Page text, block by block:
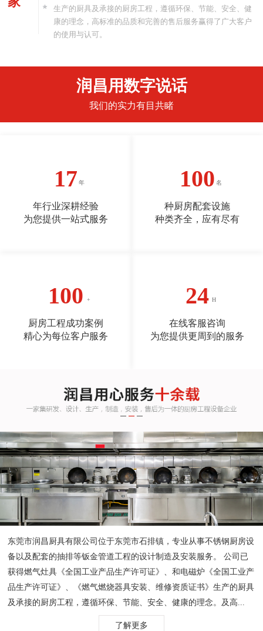
生产的厨具及承接的厨房工程，遵循环保、节能、安全、健
康的理念，高标准的品质和完善的售后服务赢得了广大客户
的使用与认可。
润昌用数字说话
我们的实力有目共睹
17
年行业深耕经验
为您提供一站式服务
100
种厨房配套设施
种类齐全，应有尽有
100
厨房工程成功案例
精心为每位客户服务
24
在线客服咨询
为您提供更周到的服务
东莞市润昌厨具有限公司位于东莞市石排镇，专业从事不锈钢厨房设
备以及配套的抽排等钣金管道工程的设计制造及安装服务。 公司已
获得燃气灶具《全国工业产品生产许可证》、和电磁炉《全国工业产
品生产许可证》、《燃气燃烧器具安装、维修资质证书》生产的厨具
及承接的厨房工程，遵循环保、节能、安全、健康的理念。及高...
了解更多